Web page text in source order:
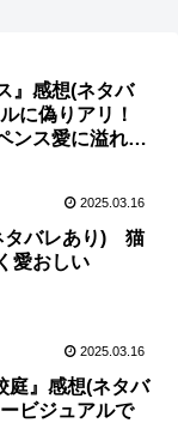
』感想(ネタバ
に偽りアリ！
ンス愛に溢れた
2025.03.16
タバレあり) 猫
愛おしい
2025.03.16
庭』感想(ネタバ
ビジュアルで